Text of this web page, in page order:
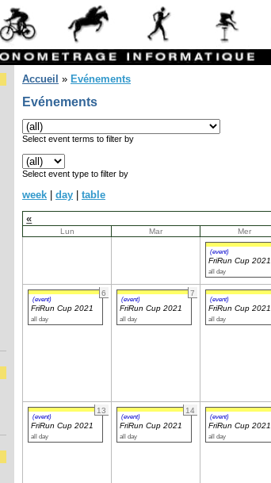
Accueil » Evénements
Evénements
Select event terms to filter by
Select event type to filter by
week day
table
«
Lun Mar Mer
(event)
FriRun Cup 2021
all day
6
(event)
FriRun Cup 2021
all day
7
(event)
FriRun Cup 2021
all day
(event)
FriRun Cup 2021
all day
13
(event)
FriRun Cup 2021
all day
14
(event)
FriRun Cup 2021
all day
(event)
FriRun Cup 2021
all day